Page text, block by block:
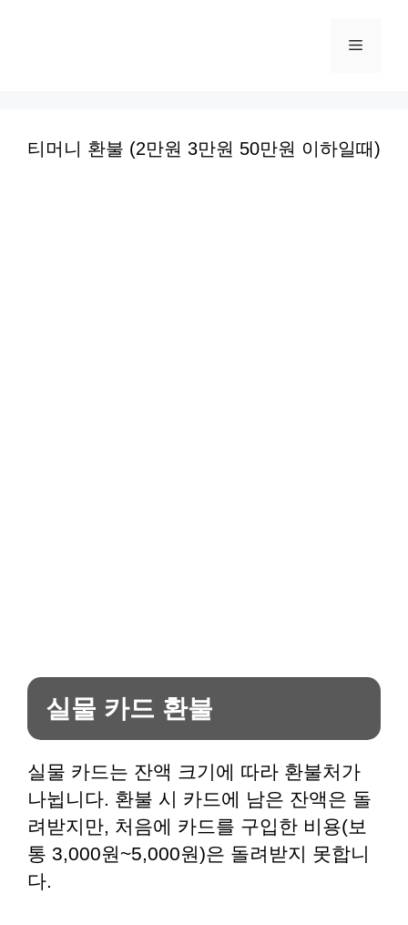
메
티머니 환불 (2만원 3만원 50만원 이하일때)
실물 카드 환불
실물 카드는 잔액 크기에 따라 환불처가
나뉩니다. 환불 시 카드에 남은 잔액은 돌
려받지만, 처음에 카드를 구입한 비용(보
통 3,000원~5,000원)은 돌려받지 못합니
다.